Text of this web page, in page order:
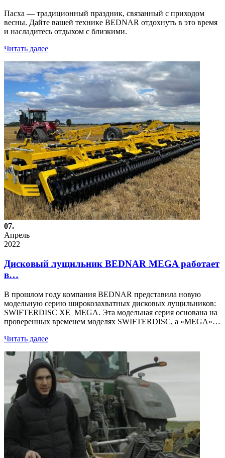
Пасха — традиционный праздник, связанный с приходом
весны. Дайте вашей технике BEDNAR отдохнуть в это время
и насладитесь отдыхом с близкими.
Читать далее
07.
Апрель
2022
Дисковый лущильник BEDNAR MEGA работает
в…
В прошлом году компания BEDNAR представила новую
модельную серию широкозахватных дисковых лущильников:
SWIFTERDISC XE_MEGA. Эта модельная серия основана на
проверенных временем моделях SWIFTERDISC, а «MEGA»…
Читать далее